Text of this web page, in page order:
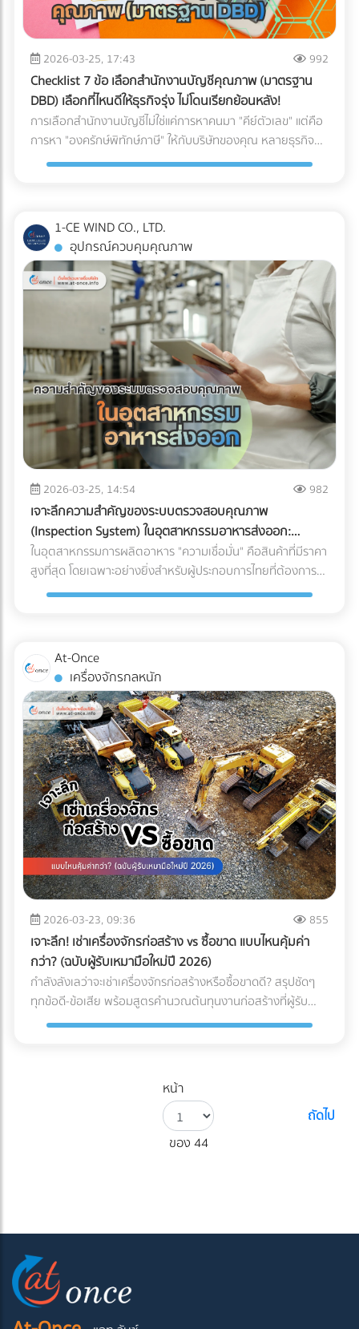
2026-03-25, 17:43 992
Checklist 7 ข้อ เลือกสำนักงานบัญชีคุณภาพ (มาตรฐาน
DBD) เลือกที่ไหนดีให้ธุรกิจรุ่ง ไม่โดนเรียกย้อนหลัง!
การเลือกสำนักงานบัญชีไม่ใช่แค่การหาคนมา "คีย์ตัวเลข" แต่คือ
การหา "องครักษ์พิทักษ์ภาษี" ให้กับบริษัทของคุณ หลายธุรกิจ
ต้องปิดตัวลงหรือเสียกำไรมหาศาลเพียงเพราะการจัดการบัญชีที่
คุ้มค่าและปลอดภัยที่สุด
1-CE WIND CO., LTD.
อุปกรณ์ควบคุมคุณภาพ
2026-03-25, 14:54 982
เจาะลึกความสำคัญของระบบตรวจสอบคุณภาพ
(Inspection System) ในอุตสาหกรรมอาหารส่งออก:
ปราการด่านสุดท้ายสู่ตลาดโลก
ในอุตสาหกรรมการผลิตอาหาร "ความเชื่อมั่น" คือสินค้าที่มีราคา
สูงที่สุด โดยเฉพาะอย่างยิ่งสำหรับผู้ประกอบการไทยที่ต้องการ
ส่งออกสินค้าไปยังตลาดต่างประเทศที่มีมาตรฐานเข้มงวดอย่าง
อัตโนมัติ หรือ Inspection System จึงไม่ใช่แค่เครื่องจักรในสาย
การผลิต แต่มันคือ "ผู้พิทักษ์แบรนด์" ที่ป้องกันความผิดพลาดที่
อาจทำลายธุรกิจได้ในชั่วข้ามคืน
At-Once
เครื่องจักรกลหนัก
2026-03-23, 09:36 855
เจาะลึก! เช่าเครื่องจักรก่อสร้าง vs ซื้อขาด แบบไหนคุ้มค่า
กว่า? (ฉบับผู้รับเหมามือใหม่ปี 2026)
กำลังลังเลว่าจะเช่าเครื่องจักรก่อสร้างหรือซื้อขาดดี? สรุปชัดๆ
ทุกข้อดี-ข้อเสีย พร้อมสูตรคำนวณต้นทุนงานก่อสร้างที่ผู้รับ
เหมามือใหม่ต้องรู้ก่อนตัดสินใจ!
หน้า
ของ 44
ถัดไป